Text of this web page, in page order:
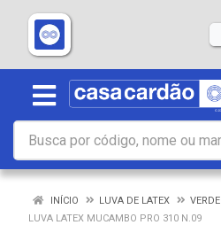
INÍCIO LUVA DE LATEX
VERDE
LUVA LATEX MUCAMBO PRO 310 N.09